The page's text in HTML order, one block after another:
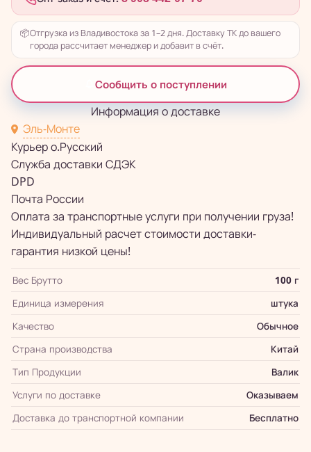
📦Отгрузка из Владивостока за 1–2 дня. Доставку ТК до вашего
города рассчитает менеджер и добавит в счёт.
Сообщить о поступлении
Информация о доставке
Эль-Монте
Курьер о.Русский
Служба доставки СДЭК
DPD
Почта России
Оплата за транспортные услуги при получении груза!
Индивидуальный расчет стоимости доставки-
гарантия низкой цены!
Вес Брутто
100 г
Единица измерения
штука
Качество
Обычное
Страна производства
Китай
Тип Продукции
Валик
Услуги по доставке
Оказываем
Доставка до транспортной компании
Бесплатно